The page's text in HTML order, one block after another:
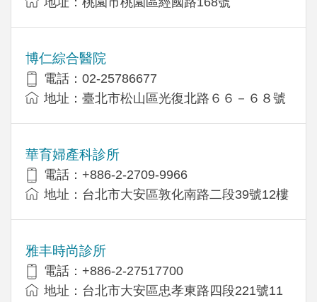
博仁綜合醫院
電話：02-25786677
地址：臺北市松山區光復北路６６－６８號
華育婦產科診所
電話：+886-2-2709-9966
地址：台北市大安區敦化南路二段39號12樓
雅丰時尚診所
電話：+886-2-27517700
地址：台北市大安區忠孝東路四段221號11